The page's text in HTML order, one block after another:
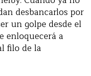
desbancarlos por
un golpe desde el
enloquecerá a
filo de la